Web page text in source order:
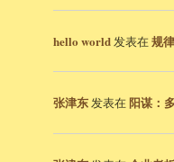
hello world发表在规
张津东发表在阳谋：